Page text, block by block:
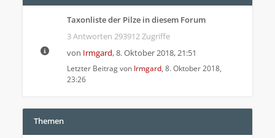
Taxonliste der Pilze in diesem Forum
3 Antworten 293912 Zugriffe
von Irmgard,8. Oktober 2018, 21:51
Letzter Beitrag von Irmgard, 8. Oktober 2018,
23:26
Themen